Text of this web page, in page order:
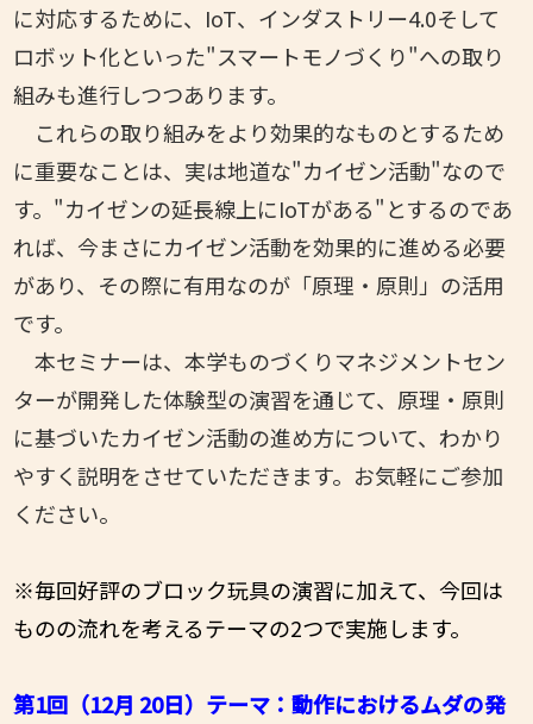
に対応するために、IoT、インダストリー4.0そして
ロボット化といった"スマートモノづくり"への取り
組みも進行しつつあります。
これらの取り組みをより効果的なものとするため
に重要なことは、実は地道な"カイゼン活動"なので
す。"カイゼンの延長線上にIoTがある"とするのであ
れば、今まさにカイゼン活動を効果的に進める必要
があり、その際に有用なのが「原理・原則」の活用
です。
本セミナーは、本学ものづくりマネジメントセン
ターが開発した体験型の演習を通じて、原理・原則
に基づいたカイゼン活動の進め方について、わかり
やすく説明をさせていただきます。お気軽にご参加
ください。
※毎回好評のブロック玩具の演習に加えて、今回は
ものの流れを考えるテーマの2つで実施します。
第1回（12月 20日）テーマ：動作におけるムダの発